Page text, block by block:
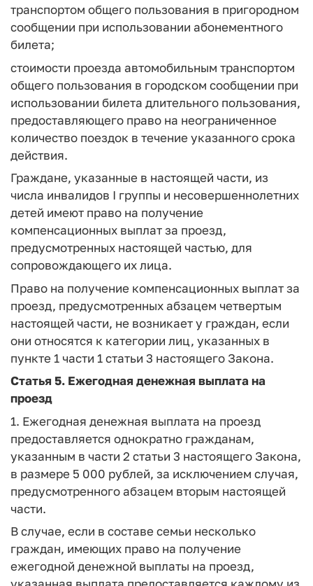
транспортом общего пользования в пригородном
сообщении при использовании абонементного
билета;
стоимости проезда автомобильным транспортом
общего пользования в городском сообщении при
использовании билета длительного пользования,
предоставляющего право на неограниченное
количество поездок в течение указанного срока
действия.
Граждане, указанные в настоящей части, из
числа инвалидов I группы и несовершеннолетних
детей имеют право на получение
компенсационных выплат за проезд,
предусмотренных настоящей частью, для
сопровождающего их лица.
Право на получение компенсационных выплат за
проезд, предусмотренных абзацем четвертым
настоящей части, не возникает у граждан, если
они относятся к категории лиц, указанных в
пункте 1 части 1 статьи 3 настоящего Закона.
Статья 5. Ежегодная денежная выплата на
проезд
1. Ежегодная денежная выплата на проезд
предоставляется однократно гражданам,
указанным в части 2 статьи 3 настоящего Закона,
в размере 5 000 рублей, за исключением случая,
предусмотренного абзацем вторым настоящей
части.
В случае, если в составе семьи несколько
граждан, имеющих право на получение
ежегодной денежной выплаты на проезд,